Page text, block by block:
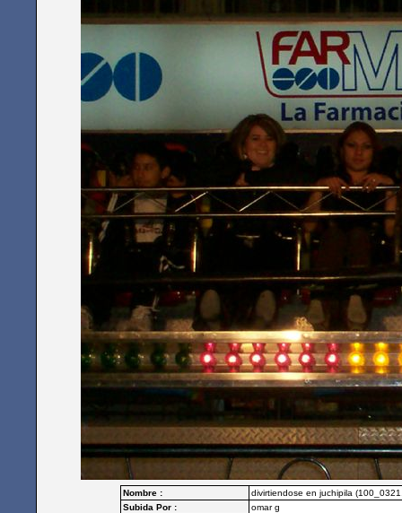
Nombre :
divirtiendose en juchipila
Subida Por :
omar g